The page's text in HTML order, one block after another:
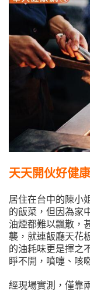
天天開伙好健
居住在台中的陳小
的飯菜，但因為家
油煙都難以飄散，
襲，就連飯廳天花
的油耗味更是揮之
睜不開，噴嚏、咳
經現場實測，僅靠